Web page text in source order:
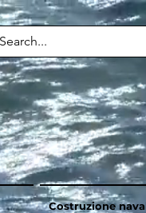
Costruzione